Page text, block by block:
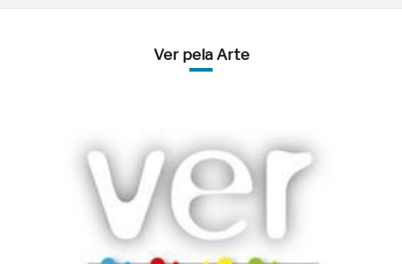
Ver pela Arte